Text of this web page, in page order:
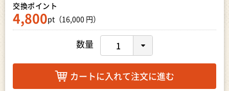
交換ポイント
4,800pt（16,000 円）
数量
カートに入れて注文に進む